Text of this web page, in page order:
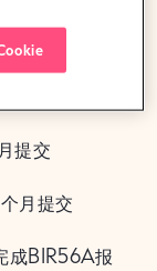
报（4月底前
提交
月提交
成BIR56A报